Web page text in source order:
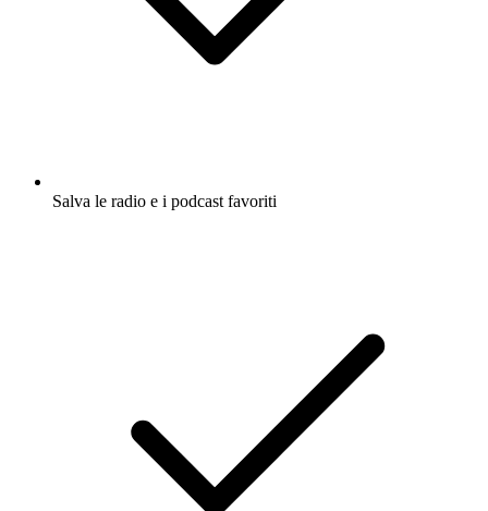
Salva le radio e i podcast favoriti